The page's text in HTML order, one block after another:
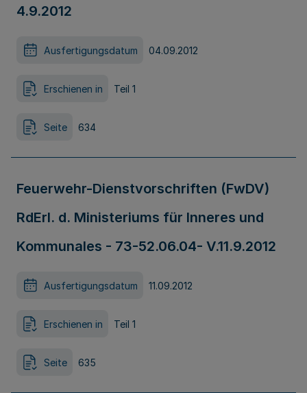
4.9.2012
Ausfertigungsdatum 04.09.2012
Erschienen in Teil 1
Seite 634
Feuerwehr-Dienstvorschriften (FwDV)
RdErl. d. Ministeriums für Inneres und
Kommunales - 73-52.06.04- V.11.9.2012
Ausfertigungsdatum 11.09.2012
Erschienen in Teil 1
Seite 635